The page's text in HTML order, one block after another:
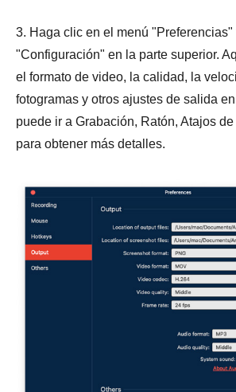
3. Haga clic en el menú
"Configuración" en la parte superior.
el formato de video, la calidad, la
fotogramas y otros ajustes de salida
puede ir a Grabación, Ratón, Atajos
para obtener más detalles.